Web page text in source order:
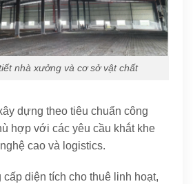
nhà xưởng và cơ sở vật chất
dựng theo tiêu chuẩn công
hợp với các yêu cầu khắt khe
cao và logistics.
cấp diện tích cho thuê linh hoạt,